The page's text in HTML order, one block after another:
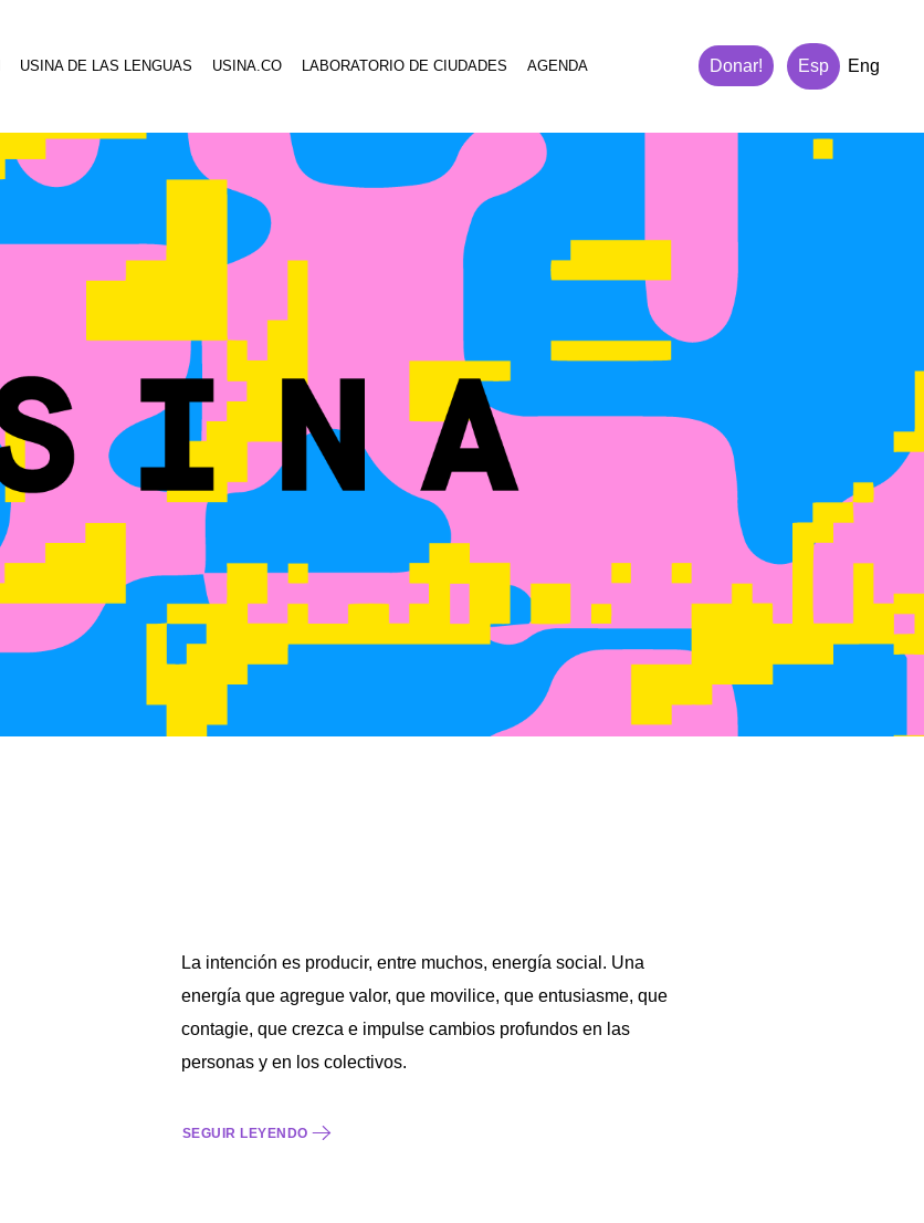
USINA DE LAS LENGUAS USINA.CO LABORATORIO DE CIUDADES AGENDA Donar! Esp Eng
La intención es producir, entre muchos, energía social. Una
energía que agregue valor, que movilice, que entusiasme, que
contagie, que crezca e impulse cambios profundos en las
personas y en los colectivos.
SEGUIR LEYENDO